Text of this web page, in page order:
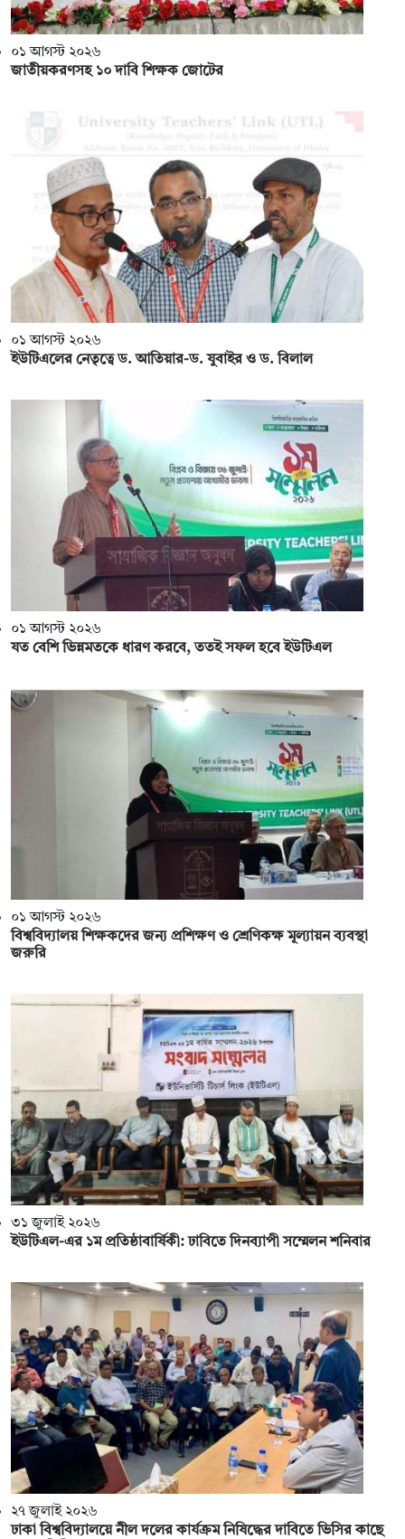
০১ আগস্ট ২০২৬
জাতীয়করণসহ ১০ দাবি শিক্ষক জোটের
০১ আগস্ট ২০২৬
ইউটিএলের নেতৃত্বে ড. আতিয়ার-ড. যুবাইর ও ড. বিলাল
০১ আগস্ট ২০২৬
যত বেশি ভিন্নমতকে ধারণ করবে, ততই সফল হবে ইউটিএল
০১ আগস্ট ২০২৬
বিশ্ববিদ্যালয় শিক্ষকদের জন্য প্রশিক্ষণ ও শ্রেণিকক্ষ মূল্যায়ন ব্যবস্থা
জরুরি
৩১ জুলাই ২০২৬
ইউটিএল-এর ১ম প্রতিষ্ঠাবার্ষিকী: ঢাবিতে দিনব্যাপী সম্মেলন শনিবার
২৭ জুলাই ২০২৬
ঢাকা বিশ্ববিদ্যালয়ে নীল দলের কার্যক্রম নিষিদ্ধের দাবি‌তে ভিসির কা‌ছে